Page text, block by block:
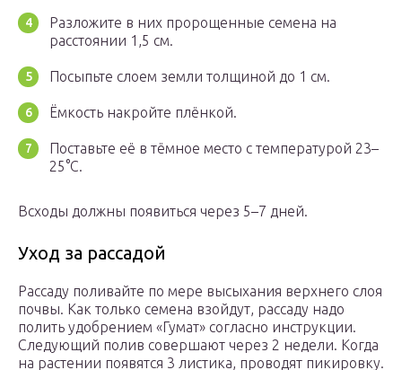
Разложите в них пророщенные семена на
расстоянии 1,5 см.
Посыпьте слоем земли толщиной до 1 см.
Ёмкость накройте плёнкой.
Поставьте её в тёмное место с температурой 23–
25°С.
Всходы должны появиться через 5–7 дней.
Уход за рассадой
Рассаду поливайте по мере высыхания верхнего слоя
почвы. Как только семена взойдут, рассаду надо
полить удобрением «Гумат» согласно инструкции.
Следующий полив совершают через 2 недели. Когда
на растении появятся 3 листика, проводят пикировку.